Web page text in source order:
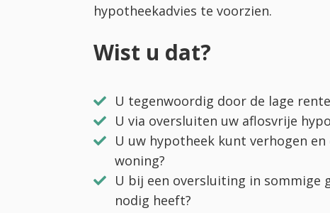
hypotheekadvies te voorzien.
Wist u dat?
U tegenwoordig door de lage
U via oversluiten uw aflosvrije
U uw hypotheek kunt verhogen
woning?
U bij een oversluiting in sommige
nodig heeft?